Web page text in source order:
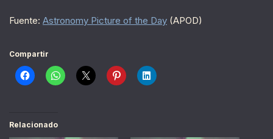
Fuente: Astronomy Picture of the Day (APOD)
Compartir
Relacionado